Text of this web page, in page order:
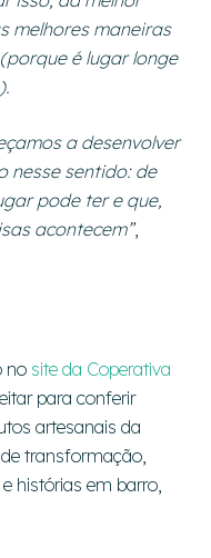
melhores maneiras
é lugar longe
a desenvolver
nesse sentido: de
pode ter e que,
acontecem”,
no site da Coperativa
para conferir
artesanais da
transformação,
histórias em barro,